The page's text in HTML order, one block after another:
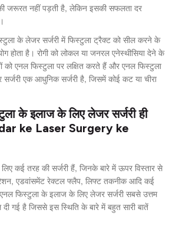
जरूरत नहीं पड़ती है, लेकिन इसकी सफलता दर
के लेजर सर्जरी में फिस्टुला ट्रैक्ट को सील करने के
होता है। रोगी को लोकल या जनरल एनेस्थीसिया देने के
को एनल फिस्टुला पर लक्षित करते हैं और एनल फिस्टुला
एक आधुनिक सर्जरी है, जिसमें कोई कट या चीरा
के इलाज के लिए लेजर सर्जरी ही
ke Laser Surgery ke
कई तरह की सर्जरी हैं, जिनके बारे में ऊपर विस्तार से
एडवांसमेंट रेक्टल फ्लैप, लिफ्ट तकनीक आदि कई
फिस्टुला के इलाज के लिए लेजर सर्जरी सबसे उत्तम
गई है जिससे इस स्थिति के बारे में बहुत सारी बातें